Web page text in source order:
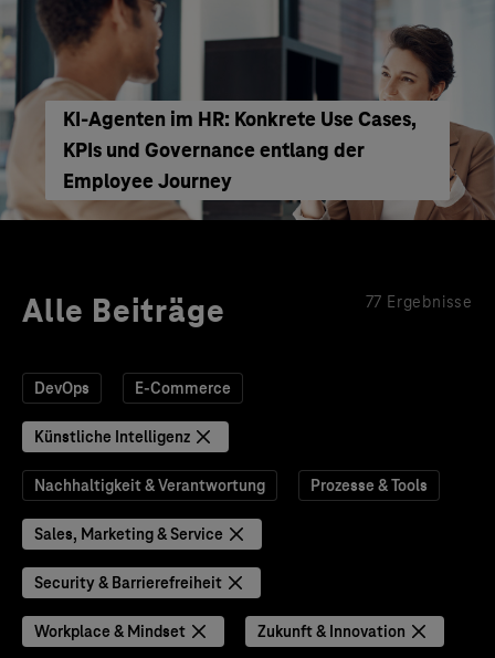
KI‑Agenten im HR: Konkrete Use Cases,
KPIs und Governance entlang der
Employee Journey
Alle Beiträge 77 Ergebnisse
DevOps E-Commerce
Künstliche Intelligenz
Nachhaltigkeit & Verantwortung Prozesse & Tools
Sales, Marketing & Service
Security & Barrierefreiheit
Workplace & Mindset Zukunft & Innovation